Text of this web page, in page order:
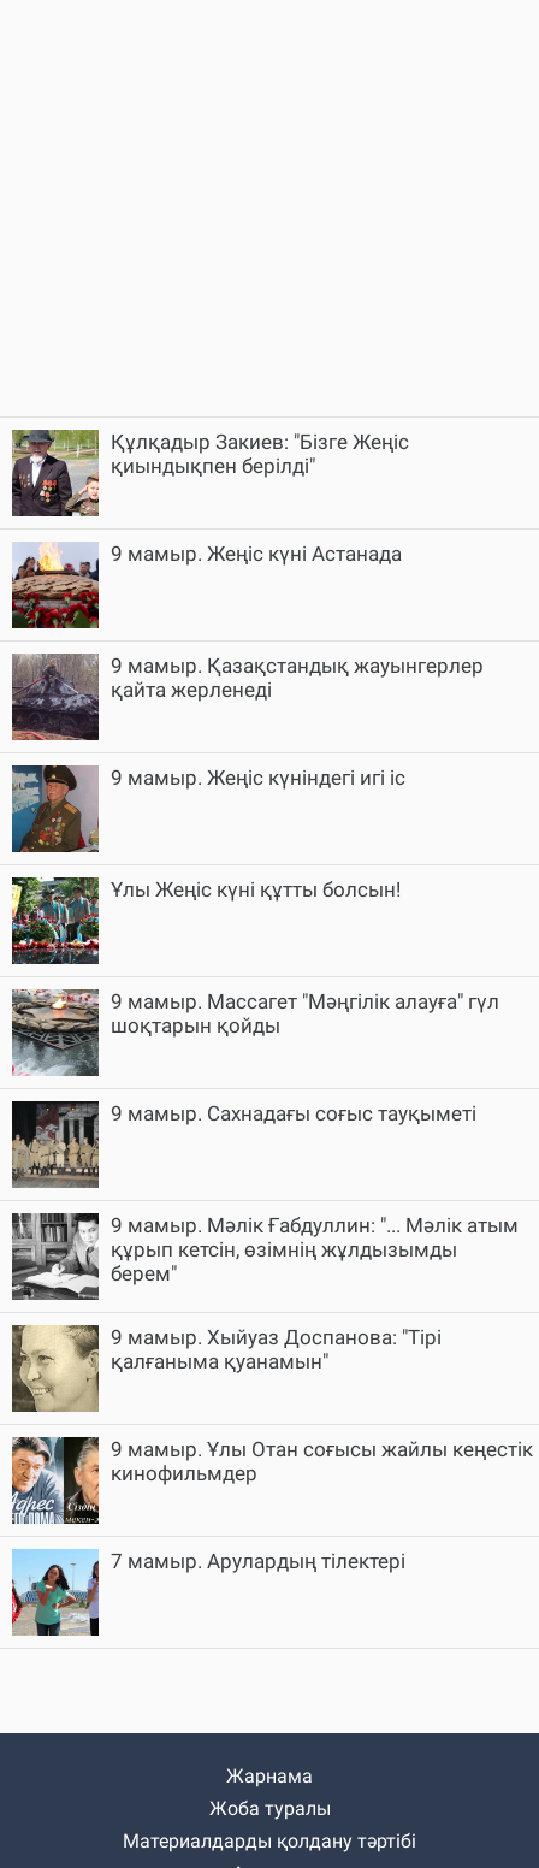
Құлқадыр Закиев: "Бізге Жеңіс
қиындықпен берілді"
9 мамыр. Жеңіс күні Астанада
9 мамыр. Қазақстандық жауынгерлер
қайта жерленеді
9 мамыр. Жеңіс күніндегі игі іс
Ұлы Жеңіс күні құтты болсын!
9 мамыр. Массагет "Мәңгілік алауға" гүл
шоқтарын қойды
9 мамыр. Cахнадағы соғыс тауқыметі
9 мамыр. Мәлік Ғабдуллин: "... Мәлік атым
құрып кетсін, өзімнің жұлдызымды
берем"
9 мамыр. Хыйуаз Доспанова: "Тірі
қалғаныма қуанамын"
9 мамыр. Ұлы Отан соғысы жайлы кеңестік
кинофильмдер
7 мамыр. Арулардың тілектері
Жарнама
Жоба туралы
Материалдарды қолдану тәртібі